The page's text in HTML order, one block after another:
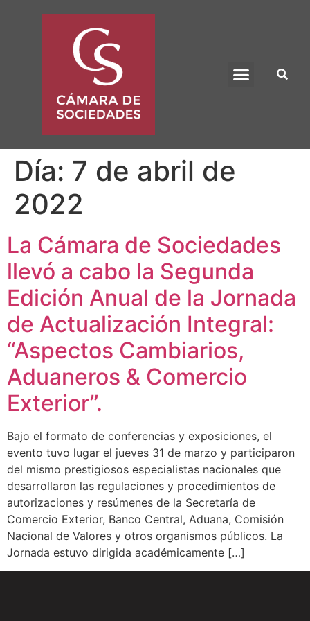
Día: 7 de abril de
2022
La Cámara de Sociedades
llevó a cabo la Segunda
Edición Anual de la Jornada
de Actualización Integral:
“Aspectos Cambiarios,
Aduaneros & Comercio
Exterior”.
Bajo el formato de conferencias y exposiciones, el
evento tuvo lugar el jueves 31 de marzo y participaron
del mismo prestigiosos especialistas nacionales que
desarrollaron las regulaciones y procedimientos de
autorizaciones y resúmenes de la Secretaría de
Comercio Exterior, Banco Central, Aduana, Comisión
Nacional de Valores y otros organismos públicos. La
Jornada estuvo dirigida académicamente […]